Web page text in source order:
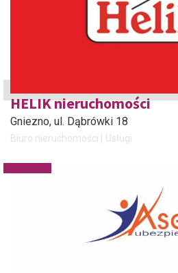
HELIK nieruchomości
Gniezno, ul. Dąbrówki 18
Biuro nieruchomości Usługi